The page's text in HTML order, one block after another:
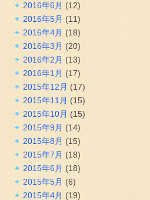
2016年6月 (12)
2016年5月 (11)
2016年4月 (18)
2016年3月 (20)
2016年2月 (13)
2016年1月 (17)
2015年12月 (17)
2015年11月 (15)
2015年10月 (15)
2015年9月 (14)
2015年8月 (15)
2015年7月 (18)
2015年6月 (18)
2015年5月 (6)
2015年4月 (19)